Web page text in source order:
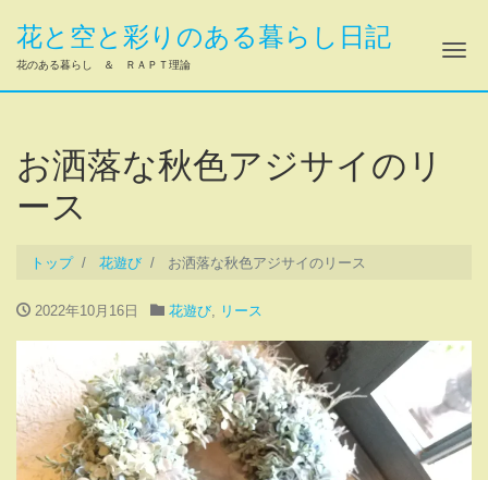
花と空と彩りのある暮らし日記
花のある暮らし ＆ ＲＡＰＴ理論 ナ
お洒落な秋色アジサイのリ
ース
トップ 花遊び お洒落な秋色アジサイのリース
2022年10月16日 花遊び, リース